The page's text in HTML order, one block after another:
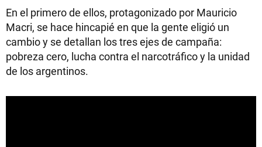
En el primero de ellos, protagonizado por Mauricio
Macri, se hace hincapié en que la gente eligió un
cambio y se detallan los tres ejes de campaña:
pobreza cero, lucha contra el narcotráfico y la unidad
de los argentinos.